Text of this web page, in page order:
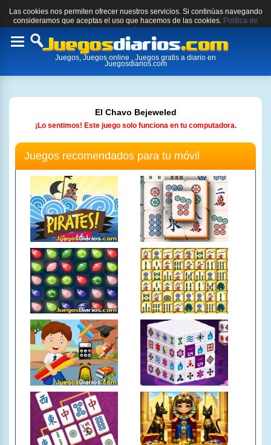
Las cookies nos permiten ofrecer nuestros servicios. Si continúas navegando
consideramos que aceptas el uso que hacemos de las cookies. Política de
cookies.
Toggle
Juegos, Juegos online , Juegos gratis a diario en
Juegosdiarios.com
El Chavo Bejeweled
¡Lo sentimos! Este juego solo funciona en tu computadora.
Juegos recomendados para tu móvil